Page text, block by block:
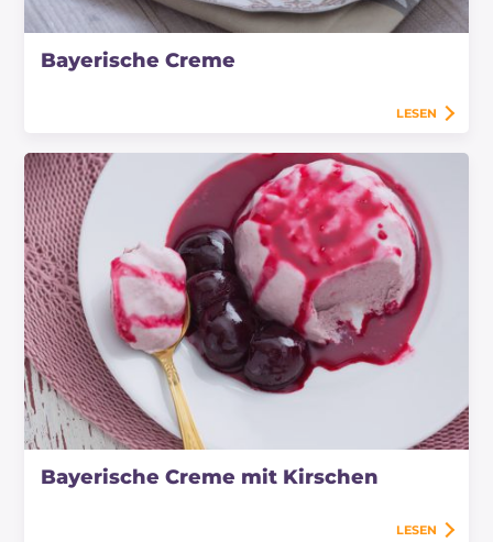
Bayerische Creme
LESEN
Bayerische Creme mit Kirschen
LESEN